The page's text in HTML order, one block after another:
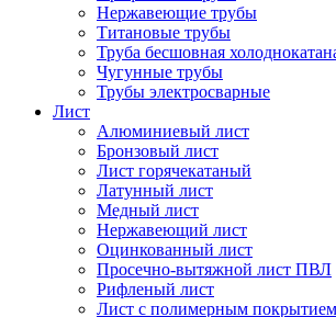
Нержавеющие трубы
Титановые трубы
Труба бесшовная
Чугунные трубы
Трубы электросварные
Лист
Алюминиевый лист
Бронзовый лист
Лист горячекатаный
Латунный лист
Медный лист
Нержавеющий лист
Оцинкованный лист
Просечно-вытяжной лист ПВЛ
Рифленый лист
Лист с полимерным покрытием